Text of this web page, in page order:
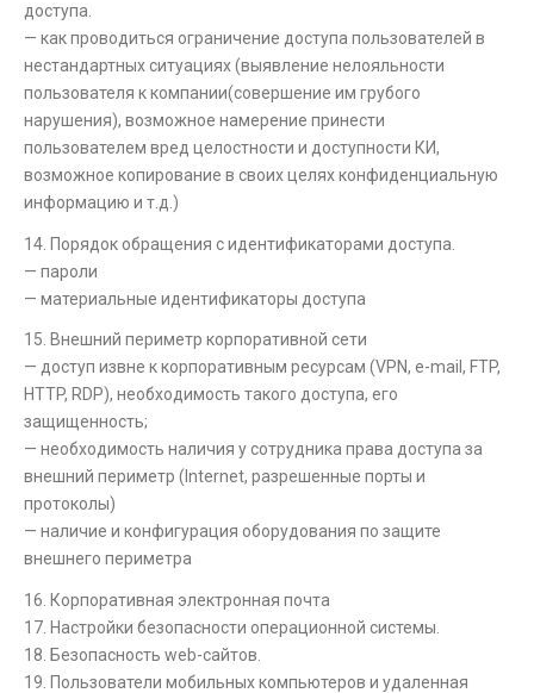
доступа.
— как проводиться ограничение доступа пользователей в
нестандартных ситуациях (выявление нелояльности
пользователя к компании(совершение им грубого
нарушения), возможное намерение принести
пользователем вред целостности и доступности КИ,
возможное копирование в своих целях конфиденциальную
информацию и т.д.)
14. Порядок обращения с идентификаторами доступа.
— пароли
— материальные идентификаторы доступа
15. Внешний периметр корпоративной сети
— доступ извне к корпоративным ресурсам (VPN, e-mail, FTP,
HTTP, RDP), необходимость такого доступа, его
защищенность;
— необходимость наличия у сотрудника права доступа за
внешний периметр (Internet, разрешенные порты и
протоколы)
— наличие и конфигурация оборудования по защите
внешнего периметра
16. Корпоративная электронная почта
17. Настройки безопасности операционной системы.
18. Безопасность web-сайтов.
19. Пользователи мобильных компьютеров и удаленная